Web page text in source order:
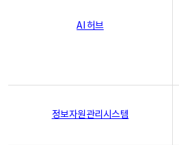
AI 허브
정보자원관리시스템